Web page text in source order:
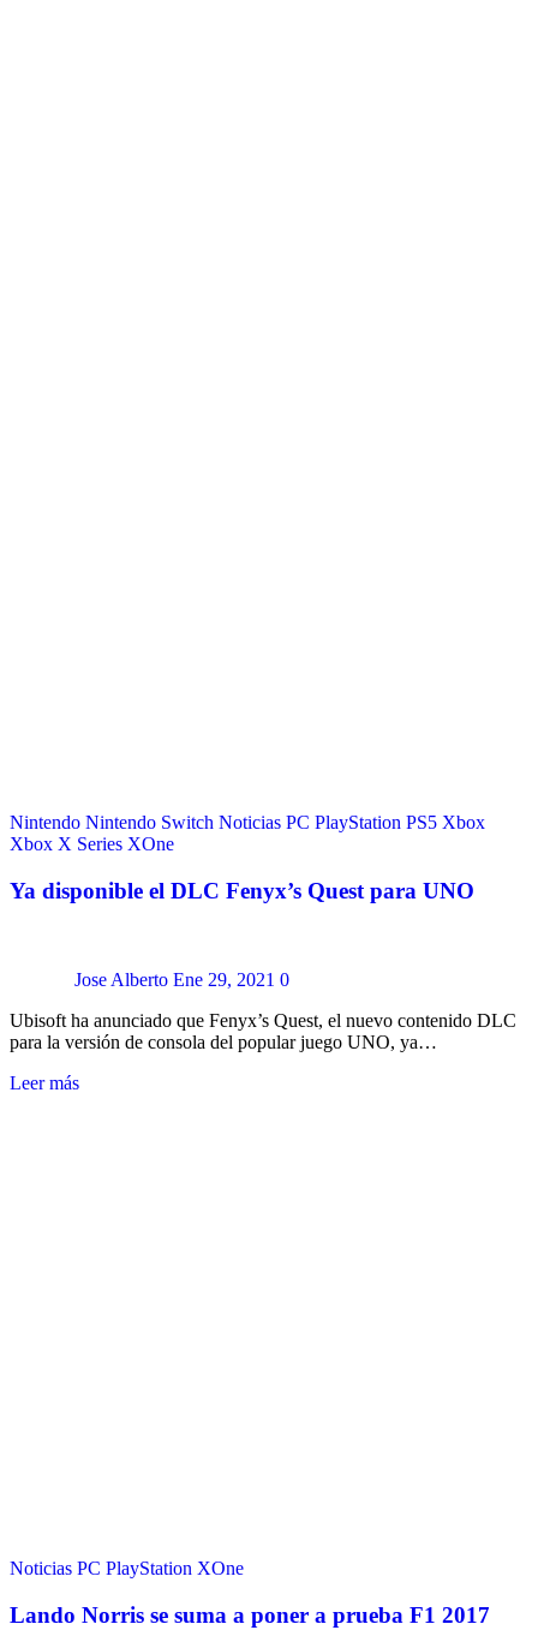
Nintendo Nintendo Switch Noticias PC PlayStation PS5 Xbox
Xbox X Series XOne
Ya disponible el DLC Fenyx’s Quest para UNO
Jose Alberto Ene 29, 2021 0
Ubisoft ha anunciado que Fenyx’s Quest, el nuevo contenido DLC
para la versión de consola del popular juego UNO, ya…
Leer más
Noticias PC PlayStation XOne
Lando Norris se suma a poner a prueba F1 2017